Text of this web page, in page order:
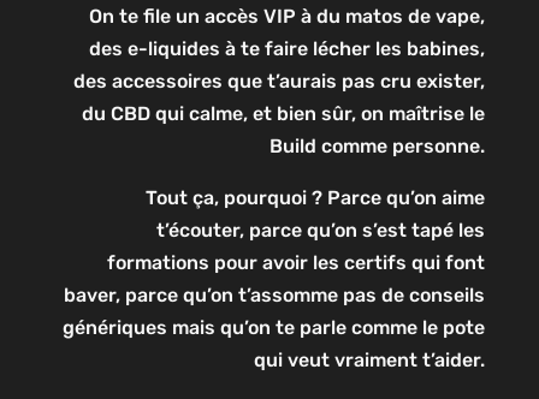
On te file un accès VIP à du matos de vape,
des e-liquides à te faire lécher les babines,
des accessoires que t’aurais pas cru exister,
du CBD qui calme, et bien sûr, on maîtrise le
Build comme personne.
Tout ça, pourquoi ? Parce qu’on aime
t’écouter, parce qu’on s’est tapé les
formations pour avoir les certifs qui font
baver, parce qu’on t’assomme pas de conseils
génériques mais qu’on te parle comme le pote
qui veut vraiment t’aider.